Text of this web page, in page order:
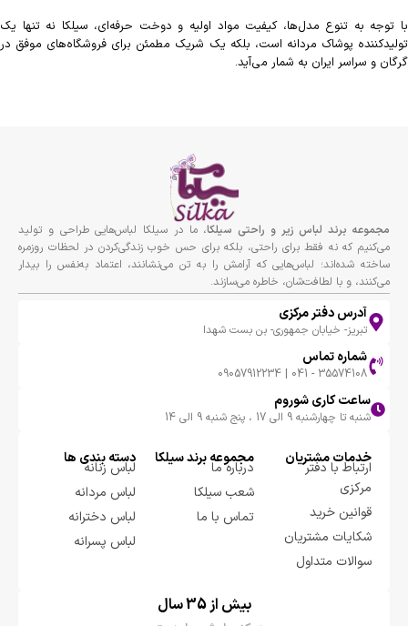
با توجه به تنوع مدل‌ها، کیفیت مواد اولیه و دوخت حرفه‌ای، سیلکا نه تنها یک
تولیدکننده پوشاک مردانه است، بلکه یک شریک مطمئن برای فروشگاه‌های موفق در
گرگان و سراسر ایران به شمار می‌آید.
مجموعه برند لباس زير و راحتى سيلكا، ما در سیلکا لباس‌هایی طراحی و تولید
می‌کنیم که نه فقط برای راحتی، بلکه برای حس خوب زندگی‌کردن در لحظات روزمره
ساخته شده‌اند؛ لباس‌هایی که آرامش را به تن می‌نشانند، اعتماد به‌نفس را بیدار
می‌کنند، و با لطافت‌شان، خاطره می‌سازند.
آدرس دفتر مرکزی
تبریز- خیابان جمهوری- بن بست شهدا
شماره تماس
35574108 - 041 | 09057912234
ساعت کاری شوروم
شنبه تا چهارشنبه 9 الی 17 ، پنج شنبه 9 الی 14
خدمات مشتریان
ارتباط با دفتر
مرکزی
قوانین خرید
شکایات مشتریان
سوالات متداول
مجموعه برند سيلكا
درباره ما
شعب سیلکا
تماس با ما
دسته بندی ها
لباس زنانه
لباس مردانه
لباس دخترانه
لباس پسرانه
بیش از 35 سال